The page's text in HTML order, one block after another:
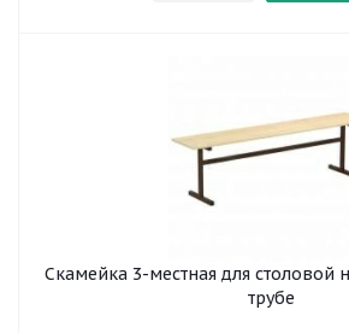
Скамейка 3-местная для столовой
трубе